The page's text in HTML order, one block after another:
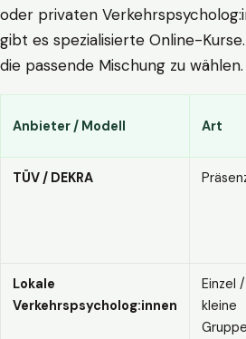
oder privaten
gibt es spezialisierte Online-
die passende Mischung zu wählen.
Anbieter / Modell Art
TÜV / DEKRA
Lokale
Verkehrspsycholog:innen
Einzel /
kleine